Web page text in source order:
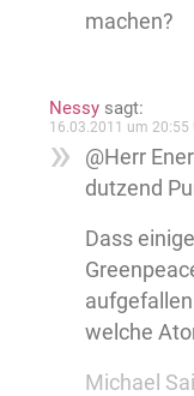
machen?
Nessy sagt:
16.03.2011 um 20:55
@Herr
dutzend
Dass
welche
Michael